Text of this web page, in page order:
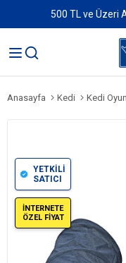
500 TL ve Üzeri
Anasayfa Kedi Kedi
YETKİLİ
SATICI
İNTERNETE
ÖZEL FİYAT